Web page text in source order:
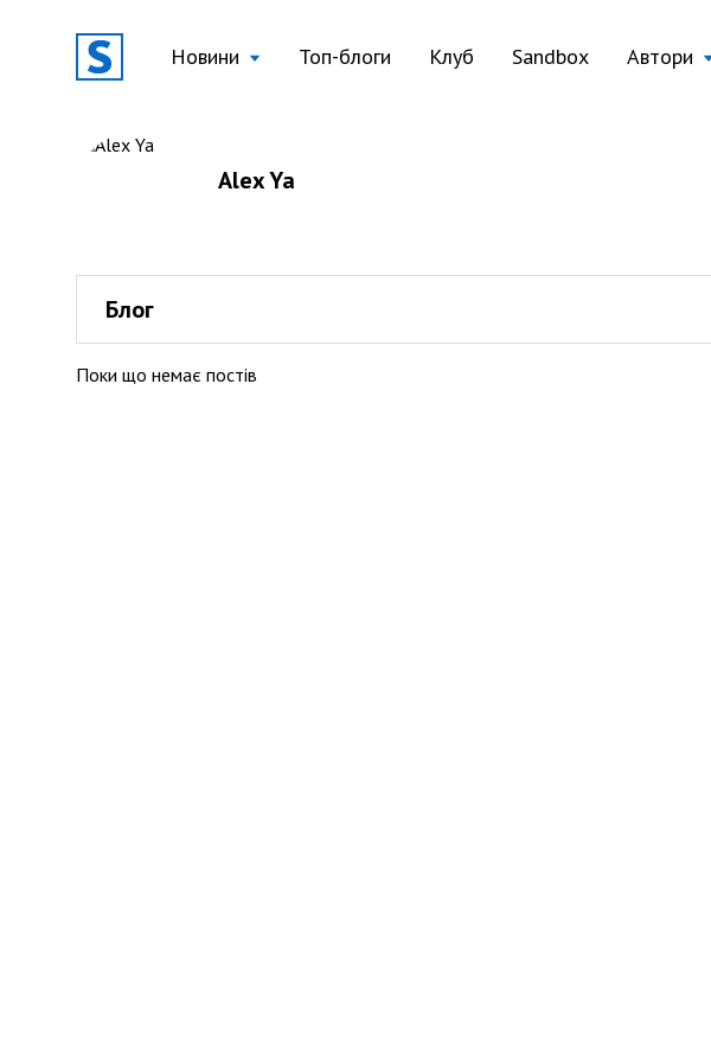
Новини Топ-блоги Клуб Sandbox Автори
Alex Ya
Блог
Поки що немає постів